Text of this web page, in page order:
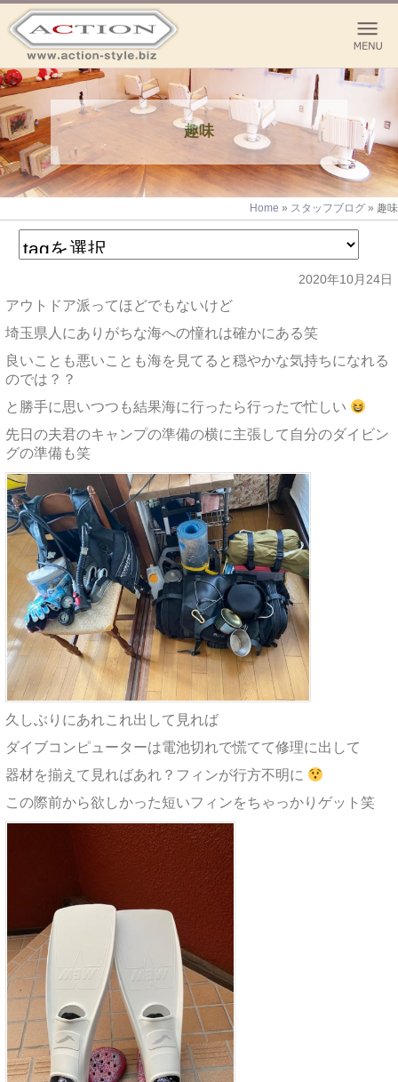
趣味
Home » スタッフブログ » 趣味
2020年10月24日
アウトドア派ってほどでもないけど
埼玉県人にありがちな海への憧れは確かにある笑
良いことも悪いことも海を見てると穏やかな気持ちになれる
のでは？？
と勝手に思いつつも結果海に行ったら行ったで忙しい
先日の夫君のキャンプの準備の横に主張して自分のダイビン
グの準備も笑
久しぶりにあれこれ出して見れば
ダイブコンピューターは電池切れで慌てて修理に出して
器材を揃えて見ればあれ？フィンが行方不明に
この際前から欲しかった短いフィンをちゃっかりゲット笑